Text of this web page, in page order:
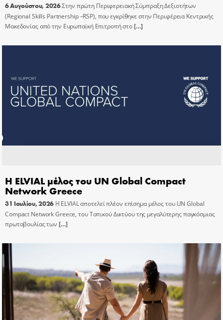
6 Αυγούστου, 2026Στην πρώτη Περιφερειακή Σύμπραξη Δεξιοτήτων
(Regional Skills Partnership –RSP), που εγκρίθηκε στην Περιφέρεια Κεντρικής
Μακεδονίας από την Ευρωπαϊκή Επιτροπή στο[…]
Η ELVIAL μέλος του UN Global Compact
Network Greece
31 Ιουλίου, 2026 Η ELVIAL αποτελεί πλέον επίσημα μέλος του UN Global
Compact Network Greece, του Τοπικού Δικτύου της μεγαλύτερης παγκόσμιας
πρωτοβουλίας των […]